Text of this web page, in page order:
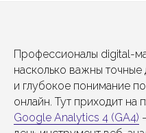
Профессионалы digital-
насколько важны точные
и глубокое понимание
онлайн. Тут приходит на
Google Analytics 4 (GA4)